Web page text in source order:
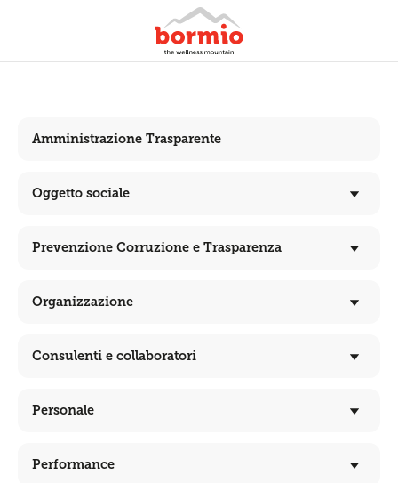
Amministrazione Trasparente
Oggetto sociale
Prevenzione Corruzione e Trasparenza
Organizzazione
Consulenti e collaboratori
Personale
Performance